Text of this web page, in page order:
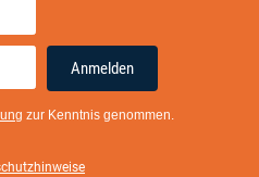
Anmelden
zur Kenntnis genommen.